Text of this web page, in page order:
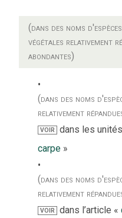
(dans des noms
végétales relativement
abondantes)
(dans des noms
relativement
VOIR dans les
carpe »
(dans des noms
relativement
VOIR dans l’article «